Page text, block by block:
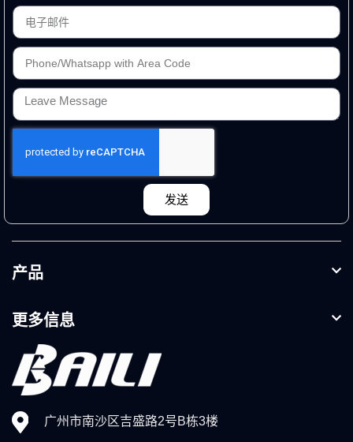
发送
产品
更多信息
广州市南沙区吉盛路2号B栋3楼